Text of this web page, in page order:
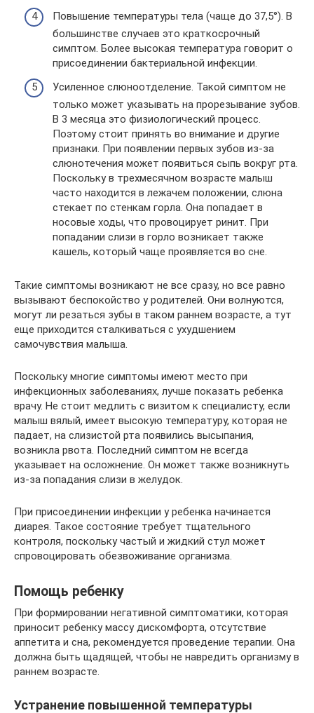
Повышение температуры тела (чаще до 37,5°). В
большинстве случаев это краткосрочный
симптом. Более высокая температура говорит о
присоединении бактериальной инфекции.
Усиленное слюноотделение. Такой симптом не
только может указывать на прорезывание зубов.
В 3 месяца это физиологический процесс.
Поэтому стоит принять во внимание и другие
признаки. При появлении первых зубов из-за
слюнотечения может появиться сыпь вокруг рта.
Поскольку в трехмесячном возрасте малыш
часто находится в лежачем положении, слюна
стекает по стенкам горла. Она попадает в
носовые ходы, что провоцирует ринит. При
попадании слизи в горло возникает также
кашель, который чаще проявляется во сне.
Такие симптомы возникают не все сразу, но все равно
вызывают беспокойство у родителей. Они волнуются,
могут ли резаться зубы в таком раннем возрасте, а тут
еще приходится сталкиваться с ухудшением
самочувствия малыша.
Поскольку многие симптомы имеют место при
инфекционных заболеваниях, лучше показать ребенка
врачу. Не стоит медлить с визитом к специалисту, если
малыш вялый, имеет высокую температуру, которая не
падает, на слизистой рта появились высыпания,
возникла рвота. Последний симптом не всегда
указывает на осложнение. Он может также возникнуть
из-за попадания слизи в желудок.
При присоединении инфекции у ребенка начинается
диарея. Такое состояние требует тщательного
контроля, поскольку частый и жидкий стул может
спровоцировать обезвоживание организма.
Помощь ребенку
При формировании негативной симптоматики, которая
приносит ребенку массу дискомфорта, отсутствие
аппетита и сна, рекомендуется проведение терапии. Она
должна быть щадящей, чтобы не навредить организму в
раннем возрасте.
Устранение повышенной температуры